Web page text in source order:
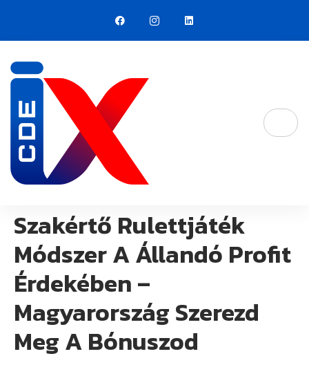
Szakértő Rulettjáték
Módszer A Állandó Profit
Érdekében –
Magyarország Szerezd
Meg A Bónuszod